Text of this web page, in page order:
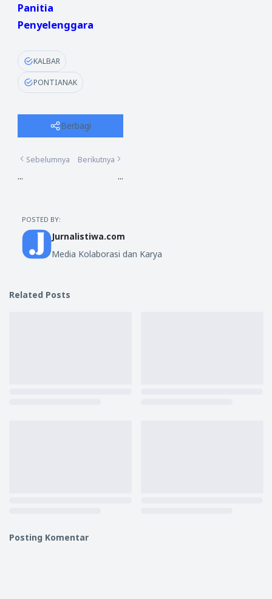
Panitia
Penyelenggara
KALBAR
PONTIANAK
Berbagi
Sebelumnya
...
Berikutnya
...
POSTED BY:
Jurnalistiwa.com
Media Kolaborasi dan Karya
Related Posts
Posting Komentar